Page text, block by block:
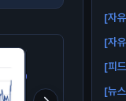
[자
[자
[피
[뉴